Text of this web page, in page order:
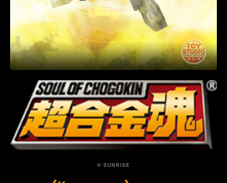
© SUNRISE